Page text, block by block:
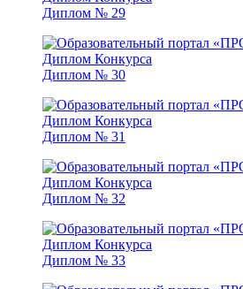
Диплом № 29
Диплом № 30
Диплом № 31
Диплом № 32
Диплом № 33